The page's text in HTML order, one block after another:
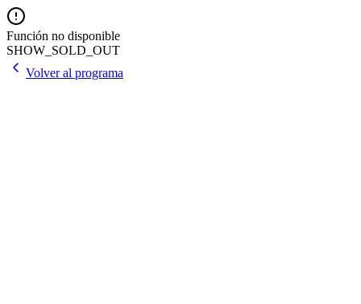
Función no disponible
SHOW_SOLD_OUT
Volver al programa